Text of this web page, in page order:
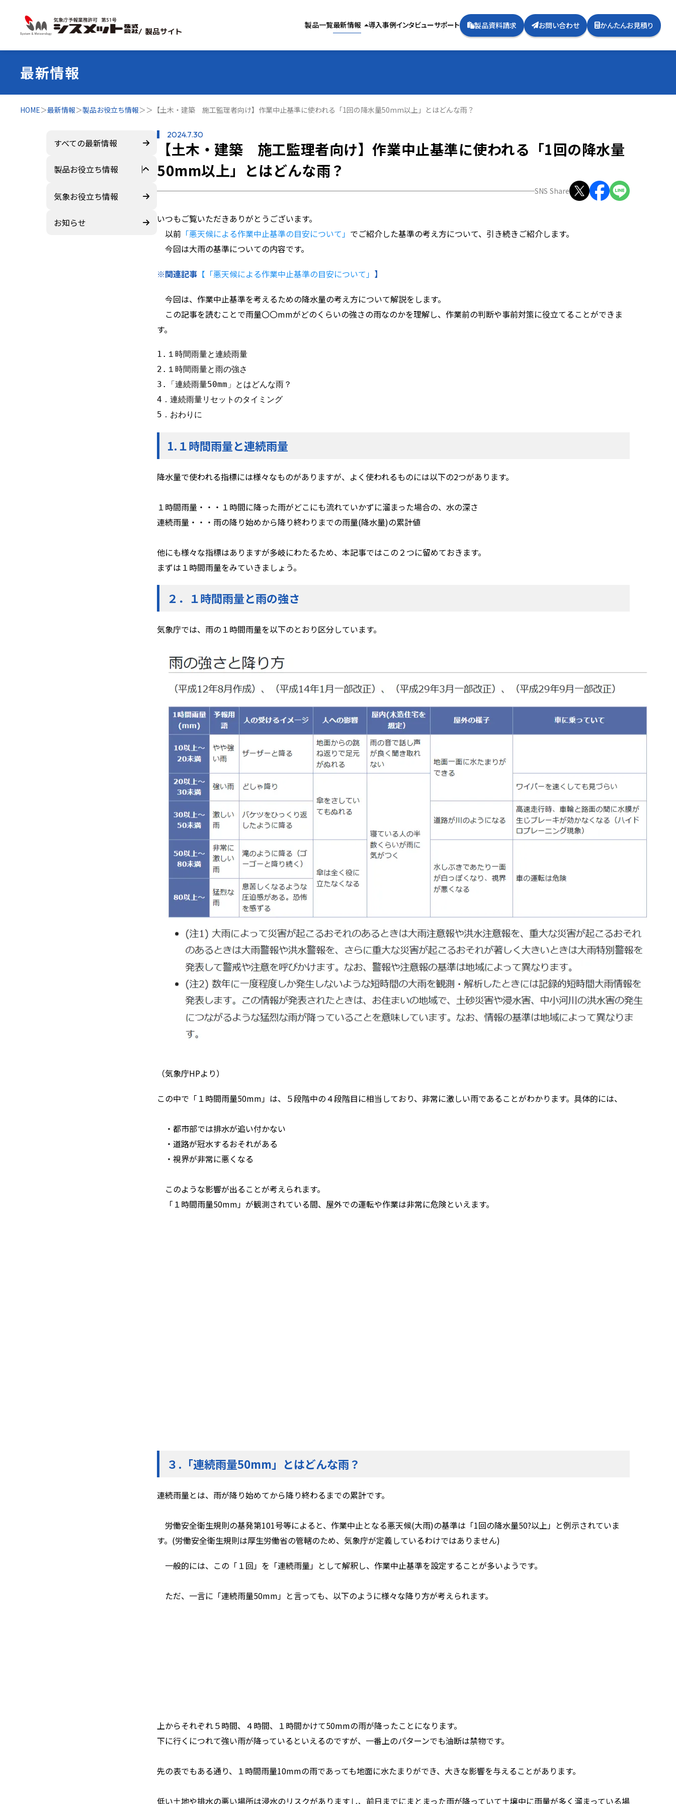
最新情報
HOME＞最新情報＞製品お役立ち情報＞ ＞ 【土木・建築 施工監理者向け】作業中止基準に使われる「1回の降水量50mm以上」とはどんな雨？
すべての最新情報
製品お役立ち情報
すべて
ZEROSAI X-AI
気象お役立ち情報
お知らせ
2024.7.30
【土木・建築 施工監理者向け】作業中止基準に使われる「1回の降水量
50mm以上」とはどんな雨？
SNS Share
いつもご覧いただきありがとうございます。
以前 「悪天候による作業中止基準の目安について」 でご紹介した基準の考え方について、引き続きご紹介します。
今回は大雨の基準についての内容です。
※関連記事 【 「悪天候による作業中止基準の目安について」 】
今回は、作業中止基準を考えるための降水量の考え方について解説をします。
この記事を読むことで雨量〇〇mmがどのくらいの強さの雨なのかを理解し、作業前の判断や事前対策に役立てることができま
す。
1.１時間雨量と連続雨量
2.１時間雨量と雨の強さ
3.「連続雨量50mm」とはどんな雨？
4．連続雨量リセットのタイミング
5．おわりに
1.１時間雨量と連続雨量
降水量で使われる指標には様々なものがありますが、よく使われるものには以下の2つがあります。
１時間雨量・・・１時間に降った雨がどこにも流れていかずに溜まった場合の、水の深さ
連続雨量・・・雨の降り始めから降り終わりまでの雨量(降水量)の累計値
他にも様々な指標はありますが多岐にわたるため、本記事ではこの２つに留めておきます。
まずは１時間雨量をみていきましょう。
２． １時間雨量と雨の強さ
気象庁では、雨の１時間雨量を以下のとおり区分しています。
（気象庁HPより）
この中で「１時間雨量50mm」は、５段階中の４段階目に相当しており、非常に激しい雨であることがわかります。具体的には、
・都市部では排水が追い付かない
・道路が冠水するおそれがある
・視界が非常に悪くなる
このような影響が出ることが考えられます。
「１時間雨量50mm」が観測されている間、屋外での運転や作業は非常に危険といえます。
３. 「連続雨量50mm」とはどんな雨？
連続雨量とは、雨が降り始めてから降り終わるまでの累計です。
労働安全衛生規則の基発第101号等によると、作業中止となる悪天候(大雨)の基準は「1回の降水量50?以上」と例示されていま
す。(労働安全衛生規則は厚生労働省の管轄のため、気象庁が定義しているわけではありません)
一般的には、この「１回」を「連続雨量」として解釈し、作業中止基準を設定することが多いようです。
ただ、一言に「連続雨量50mm」と言っても、以下のように様々な降り方が考えられます。
上からそれぞれ５時間、４時間、１時間かけて50mmの雨が降ったことになります。
下に行くにつれて強い雨が降っているといえるのですが、一番上のパターンでも油断は禁物です。
先の表でもある通り、１時間雨量10mmの雨であっても地面に水たまりができ、大きな影響を与えることがあります。
低い土地や排水の悪い場所は浸水のリスクがありますし、前日までにまとまった雨が降っていて土壌中に雨量が多く溜まっている場
/ 製品サイト
製品一覧最新情報 arrow_drop_up
気象お役立ち情報
導入事例インタビューサポート 製品資料請求 お問い合わせ かんたんお見積り